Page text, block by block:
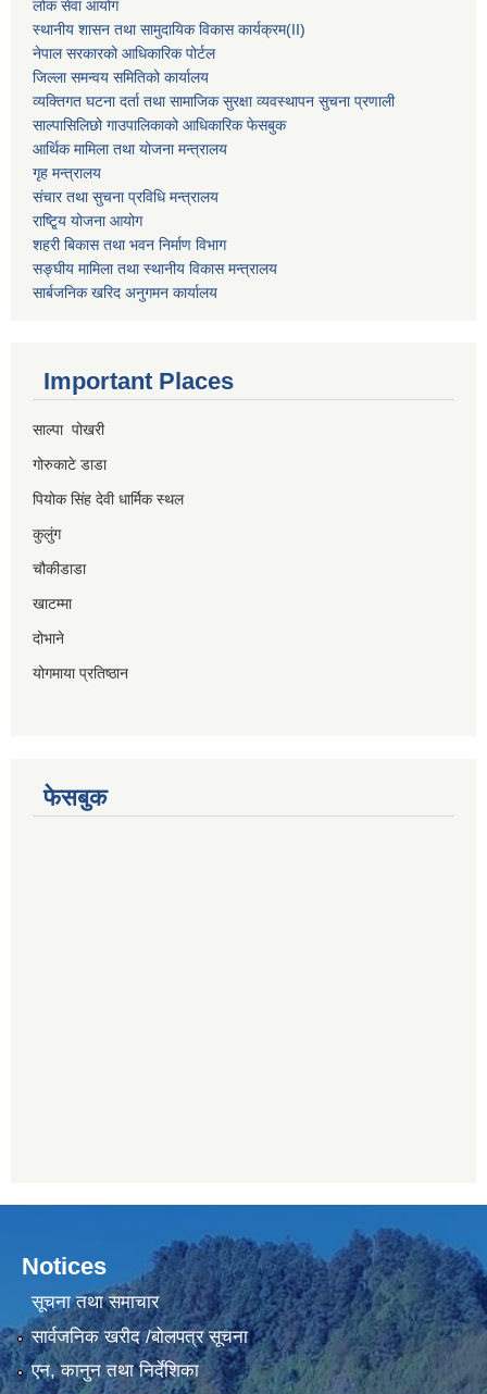
लोक सेवा आयोग
स्थानीय शासन तथा सामुदायिक विकास कार्यक्रम(II)
नेपाल सरकारको आधिकारिक पोर्टल
जिल्ला समन्वय समितिको कार्यालय
व्यक्तिगत घटना दर्ता तथा सामाजिक सुरक्षा व्यवस्थापन सुचना प्रणाली
साल्पासिलिछो गाउपालिकाको आधिकारिक फेसबुक
आर्थिक मामिला तथा योजना मन्त्रालय
गृह मन्त्रालय
संचार तथा सुचना प्रविधि मन्त्रालय
राष्टि्ृय योजना आयोग
शहरी बिकास तथा भवन निर्माण विभाग
सङ्घीय मामिला तथा स्थानीय विकास मन्त्रालय
सार्बजनिक खरिद अनुगमन कार्यालय
Important Places
साल्पा पोखरी
गोरुकाटे डाडा
पियोक सिंह देवी धार्मिक स्थल
कुलुंग
चौकीडाडा
खाटम्मा
दोभाने
योगमाया प्रतिष्ठान
फेसबुक
Notices
सूचना तथा समाचार
सार्वजनिक खरीद /बोलपत्र सूचना
एन, कानुन तथा निर्देशिका